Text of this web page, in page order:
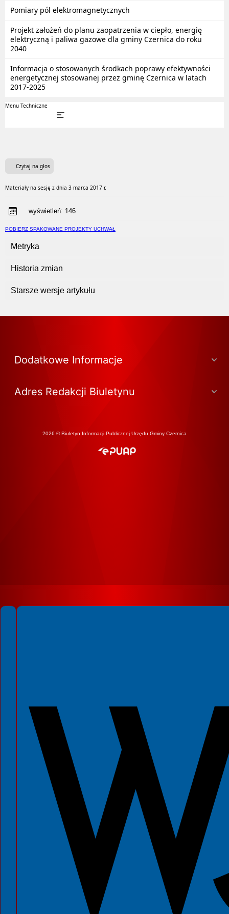
Pomiary pól elektromagnetycznych
Projekt założeń do planu zaopatrzenia w ciepło, energię
elektryczną i paliwa gazowe dla gminy Czernica do roku
2040
Informacja o stosowanych środkach poprawy efektywności
energetycznej stosowanej przez gminę Czernica w latach
2017-2025
Menu Techniczne
Czytaj na głos
Materiały na sesję z dnia 3 marca 2017 r.
wyświetleń: 146
POBIERZ SPAKOWANE PROJEKTY UCHWAŁ
Metryka
Historia zmian
Starsze wersje artykułu
Dodatkowe Informacje
Adres Redakcji Biuletynu
2026 © Biuletyn Informacji Publicznej Urzędu Gminy Czernica
Spełniamy standardy WCAG 2.2
Spełniamy standardy W3C